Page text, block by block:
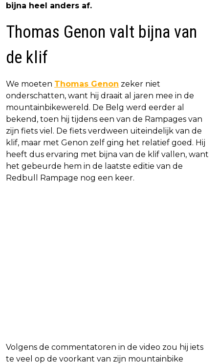
bijna heel anders af.
Thomas Genon valt bijna van
de klif
We moeten Thomas Genon zeker niet
onderschatten, want hij draait al jaren mee in de
mountainbikewereld. De Belg werd eerder al
bekend, toen hij tijdens een van de Rampages van
zijn fiets viel. De fiets verdween uiteindelijk van de
klif, maar met Genon zelf ging het relatief goed. Hij
heeft dus ervaring met bijna van de klif vallen, want
het gebeurde hem in de laatste editie van de
Redbull Rampage nog een keer.
Volgens de commentatoren in de video zou hij iets
te veel op de voorkant van zijn mountainbike